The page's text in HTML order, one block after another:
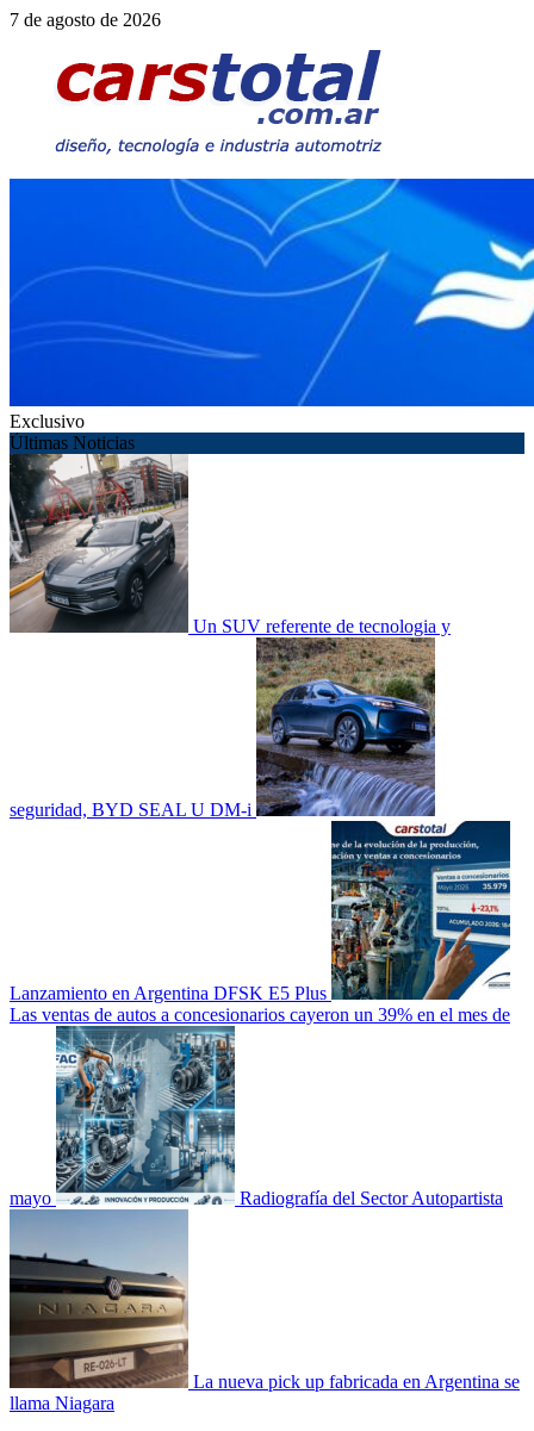
Saltar
contenido
7 de agosto de 2026
Exclusivo
Últimas Noticias
Un SUV referente de tecnologia y
seguridad, BYD SEAL U DM-i
Lanzamiento en Argentina DFSK E5 Plus
Las ventas de autos a concesionarios cayeron un 39% en el mes de
mayo Radiografía del Sector Autopartista
La nueva pick up fabricada en Argentina se
llama Niagara